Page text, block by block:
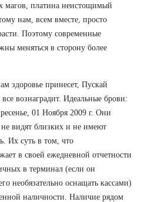
магов, платина неистощимый
нам, всем вместе, просто
Поэтому современные
меняться в сторону более
здоровье принесет, Пускай
вознаградит. Идеальные брови:
01 Ноября 2009 г. Они
видят близких и не имеют
Их суть в том, что
в своей ежедневной отчетности
в терминал (если он
необязательно оснащать кассами)
наличности. Наличие рядом